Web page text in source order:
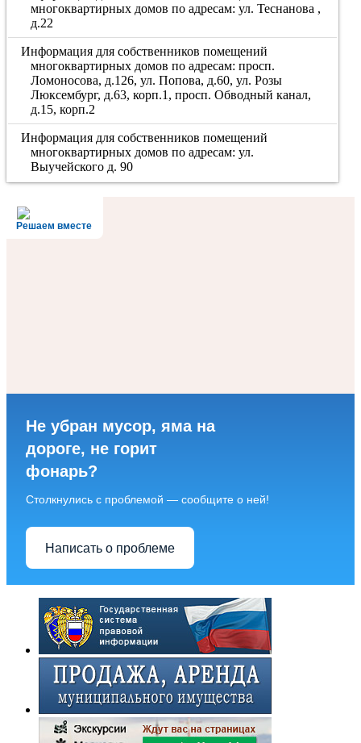
многоквартирных домов по адресам: ул. Теснанова ,
д.22
Информация для собственников помещений
многоквартирных домов по адресам: просп.
Ломоносова, д.126, ул. Попова, д.60, ул. Розы
Люксембург, д.63, корп.1, просп. Обводный канал,
д.15, корп.2
Информация для собственников помещений
многоквартирных домов по адресам: ул.
Выучейского д. 90
Решаем вместе
Не убран мусор, яма на
дороге, не горит
фонарь?
Столкнулись с проблемой — сообщите о ней!
Написать о проблеме